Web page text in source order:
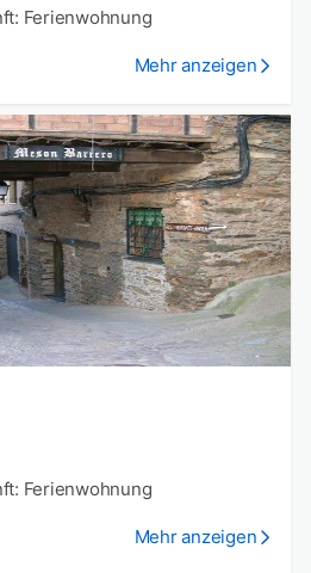
Ferienwohnung
Mehr anzeigen
Ferienwohnung
Mehr anzeigen